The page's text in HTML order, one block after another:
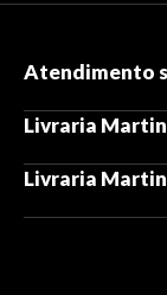
Atendimento
Livraria
Livraria